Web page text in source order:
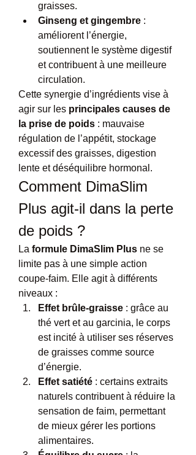
graisses.
Ginseng et gingembre :
améliorent l’énergie,
soutiennent le système digestif
et contribuent à une meilleure
circulation.
Cette synergie d’ingrédients vise à
agir sur les principales causes de
la prise de poids : mauvaise
régulation de l’appétit, stockage
excessif des graisses, digestion
lente et déséquilibre hormonal.
Comment DimaSlim
Plus agit-il dans la perte
de poids ?
La formule DimaSlim Plus ne se
limite pas à une simple action
coupe-faim. Elle agit à différents
niveaux :
Effet brûle-graisse : grâce au
thé vert et au garcinia, le corps
est incité à utiliser ses réserves
de graisses comme source
d’énergie.
Effet satiété : certains extraits
naturels contribuent à réduire la
sensation de faim, permettant
de mieux gérer les portions
alimentaires.